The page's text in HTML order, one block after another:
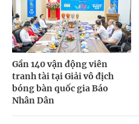
Gần 140 vận động viên
tranh tài tại Giải vô địch
bóng bàn quốc gia Báo
Nhân Dân